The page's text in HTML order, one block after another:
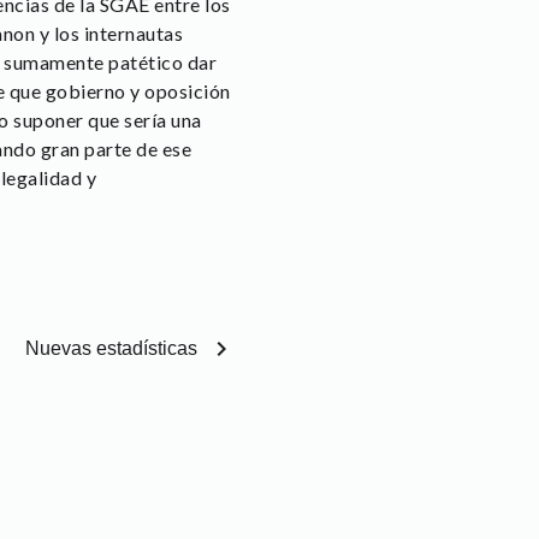
y los internautas
sumamente patético dar
que gobierno y oposición
suponer que sería una
gran parte de ese
y
Nuevas estadísticas chevron_right